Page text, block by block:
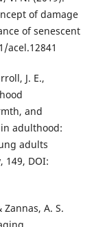
of damage
of senescent
acel.12841
J. E.,
and
adulthood:
adults
149, DOI:
A. S.